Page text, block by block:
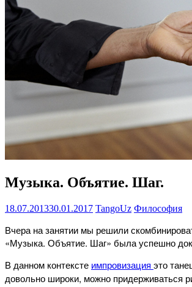
Музыка. Объятие. Шаг.
18.07.201330.01.2017 TangoUz Философия
Вчера на занятии мы решили
«Музыка. Объятие. Шаг» была успешно
В данном контексте импровизация это
довольно широки, можно придерживаться